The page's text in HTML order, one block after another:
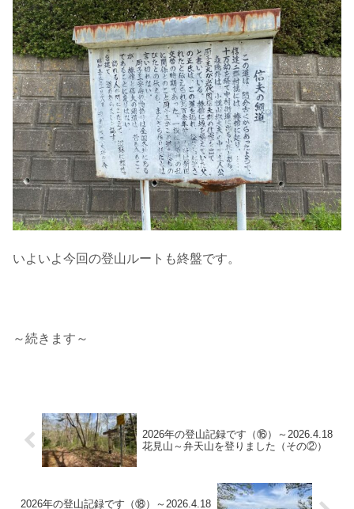
いよいよ今回の登山ルートも終盤です。
～続きます～
2026年の登山記録です（⑯）～2026.4.18
花見山～弁天山を登りました（その②）
2026年の登山記録です（⑱）～2026.4.18